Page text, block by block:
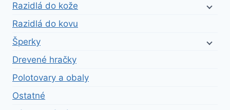
Razidlá do kože
Razidlá do kovu
Šperky
Drevené hračky
Polotovary a obaly
Ostatné